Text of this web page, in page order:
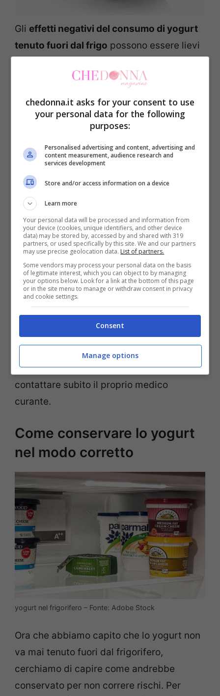
Gli effetti negativi del consumo di yogurt
tenuto fuori dal frigo possono essere lievi
un’intossicazione alimentare.
Si parla quindi di:
diarrea
spossatezza
febbre
Ovviamente, simili effetti, seppur
raramente, si possono avere anche da uno
yogurt ben conservato. In caso di dubbi,
quindi, è bene evitare di mangiarlo.
Se, invece, dovesse capitare di mangiarlo
ed accorgersi dopo che qualcosa non
andava, in caso di problemi è bene
contattare subito il proprio medico
curante.
Come conservare lo yogurt
nel modo corretto
yogurt nel frigorifero – Fonte: Adobe Stock
Ora che abbiamo capito che lo yogurt non
va mai tenuto fuori dal frigorifero,
cerchiamo di capire come andrebbe
conservato per non correre rischi. Per
chedonna.it asks for your consent to use
your personal data for the following
purposes:
Personalised advertising and content, advertising and
content measurement, audience research and
services development
Store and/or access information on a device
Learn more
Your personal data will be processed and information from
your device (cookies, unique identifiers, and other device
data) may be stored by, accessed by and shared with 319
partners, or used specifically by this site. We and our partners
may use precise geolocation data. List of partners.
Some vendors may process your personal data on the basis
of legitimate interest, which you can object to by managing
your options below. Look for a link at the bottom of this page
or in the site menu to manage or withdraw consent in privacy
and cookie settings.
Consent
Manage options